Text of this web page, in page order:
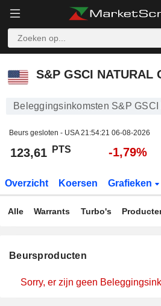
S&P GSCI NATURAL
Beleggingsinkomsten S&P
Beurs gesloten - USA21:54:21 06-08-2026
123,61 PTS -1,79%
Overzicht Koersen Grafieken
Alle Warrants Turbo's
Beursproducten
Sorry, er zijn geen